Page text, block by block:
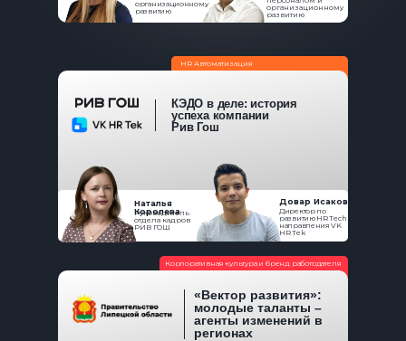
организационному
развитию
организационному
развитию
«Вектор развития»:
молодые таланты –
агенты изменений в
регионах
Корпоративная культура и бренд работодателя
Довар Исаков
Директор по
развитию HR Tech
направления VK
HR Tek
Руководитель
отдела кадров
РИВ ГОШ
Наталья
Королева
КЭДО в деле: история
успеха компании
Рив Гош
HR Автоматизация